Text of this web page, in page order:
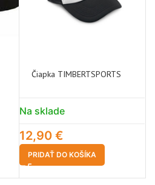
Čiapka TIMBERTSPORTS
Na sklade
12,90 €
PRIDAŤ DO KOŠÍKA